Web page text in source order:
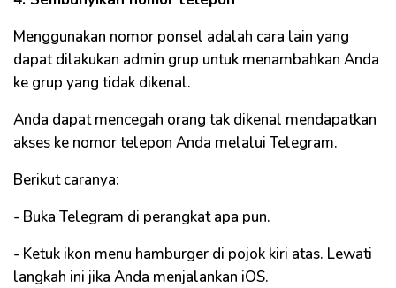
Menggunakan nomor ponsel adalah cara lain yang
dapat dilakukan admin grup untuk menambahkan Anda
ke grup yang tidak dikenal.
Anda dapat mencegah orang tak dikenal mendapatkan
akses ke nomor telepon Anda melalui Telegram.
Berikut caranya:
- Buka Telegram di perangkat apa pun.
- Ketuk ikon menu hamburger di pojok kiri atas. Lewati
langkah ini jika Anda menjalankan iOS.